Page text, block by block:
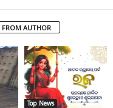
FROM AUTHOR
Top News